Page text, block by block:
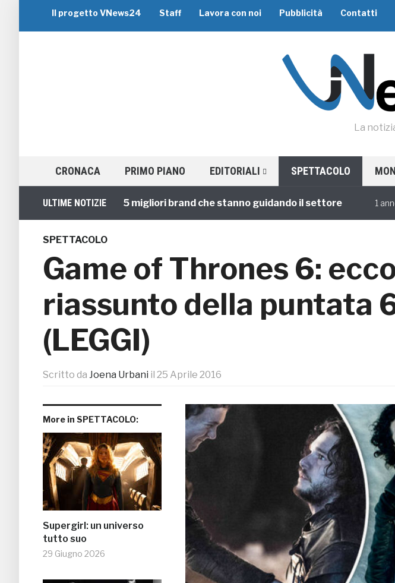
Il progetto VNews24 Staff Lavora con noi Pubblicità Contatti
La
CRONACA PRIMO PIANO EDITORIALI SPETTACOLO
ULTIME NOTIZIE
Viaggi di Gruppo: i 5 migliori brand che stanno guidando il settore 1 annofa
SPETTACOLO
Game of Thrones 6:
riassunto della puntata
(LEGGI)
Scritto da Joena Urbani il 25 Aprile 2016
More in SPETTACOLO:
Supergirl: un universo
tutto suo
29 Giugno 2026